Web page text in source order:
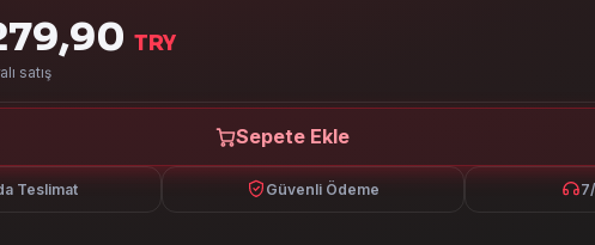
TRY
satış
Sepete Ekle
Teslimat Güvenli Ödeme